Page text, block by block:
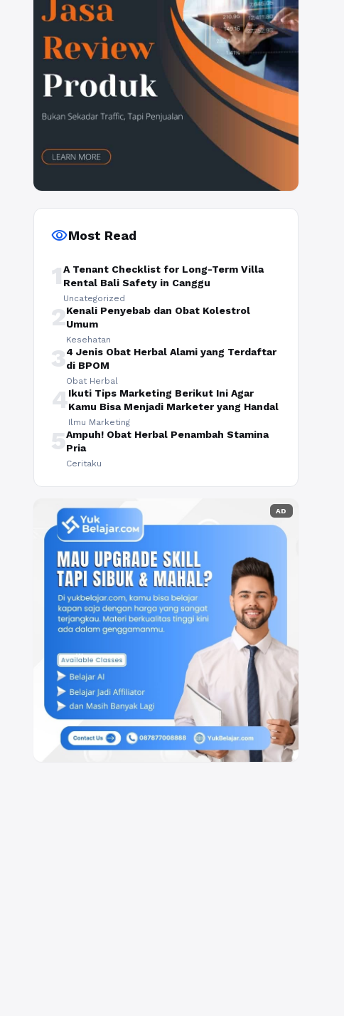
visibilityMost Read
1A Tenant Checklist for Long-Term Villa
Rental Bali Safety in Canggu
Uncategorized
2Kenali Penyebab dan Obat Kolestrol
Umum
Kesehatan
34 Jenis Obat Herbal Alami yang Terdaftar
di BPOM
Obat Herbal
4Ikuti Tips Marketing Berikut Ini Agar
Kamu Bisa Menjadi Marketer yang Handal
Ilmu Marketing
5Ampuh! Obat Herbal Penambah Stamina
Pria
Ceritaku
AD